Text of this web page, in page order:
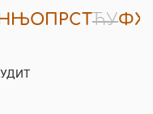
ЊОПРС Т ЋУФХ